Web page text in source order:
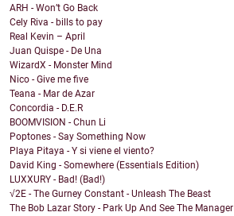
ARH - Won’t Go Back
Cely Riva - bills to pay
Real Kevin – April
Juan Quispe - De Una
WizardX - Monster Mind
Nico - Give me five
Teana - Mar de Azar
Concordia - D.E.R
BOOMVISION - Chun Li
Poptones - Say Something Now
Playa Pitaya - Y si viene el viento?
David King - Somewhere (Essentials Edition)
LUXXURY - Bad! (Bad!)
√2E - The Gurney Constant - Unleash The Beast
The Bob Lazar Story - Park Up And See The Manager